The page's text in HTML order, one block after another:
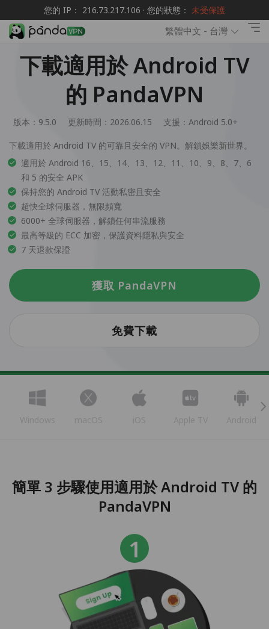
您的 IP： 216.73.217.106 · 您的狀態： 未受保護
繁體中文 - 台灣
下載適用於 Android TV
的 PandaVPN
版本：9.5.0 更新時間：2026.06.15 支援： Android 5.0+
下載適用於 Android TV 的可靠且安全的 VPN。解鎖娛樂新世界。
適用於 Android 16、15、14、13、12、11、10、9、8、7、6
和 5 的安全 APK
保持您的 Android TV 活動私密且安全
超快全球伺服器，無限頻寬
6000+ 全球伺服器，解鎖任何串流服務
最高等級的 ECC 加密，保護資料隱私與安全
7 天退款保證
獲取 PandaVPN
免費下載
Windows macOS iOS Apple TV Android
簡單 3 步驟使用適用於 Android TV 的
PandaVPN